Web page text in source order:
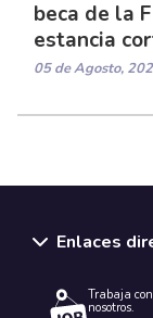
beca de la
estancia
05 de Agosto,
Enlaces
Trabaja con
nosotros.